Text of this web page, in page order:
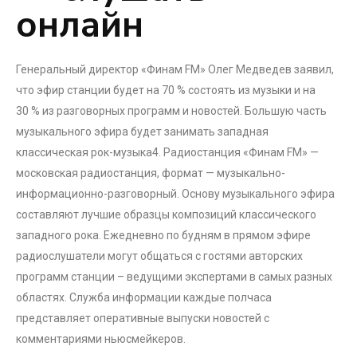
онлайн
Генеральный директор «Финам FM» Олег Медведев заявил,
что эфир станции будет на 70 % состоять из музыки и на
30 % из разговорных программ и новостей. Большую часть
музыкального эфира будет занимать западная
классическая рок-музыка4. Радиостанция «Финам FM» —
московская радиостанция, формат — музыкально-
информационно-разговорный. Основу музыкального эфира
составляют лучшие образцы композиций классического
западного рока. Ежедневно по будням в прямом эфире
радиослушатели могут общаться с гостями авторских
программ станции – ведущими экспертами в самых разных
областях. Служба информации каждые полчаса
представляет оперативные выпуски новостей с
комментариями ньюсмейкеров.